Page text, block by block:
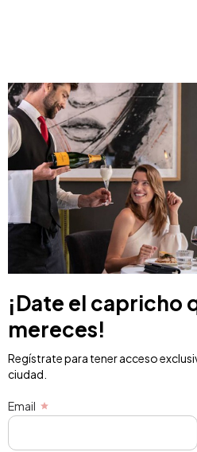
¡Date el capricho
mereces!
Regístrate para tener acceso
ciudad.
Email